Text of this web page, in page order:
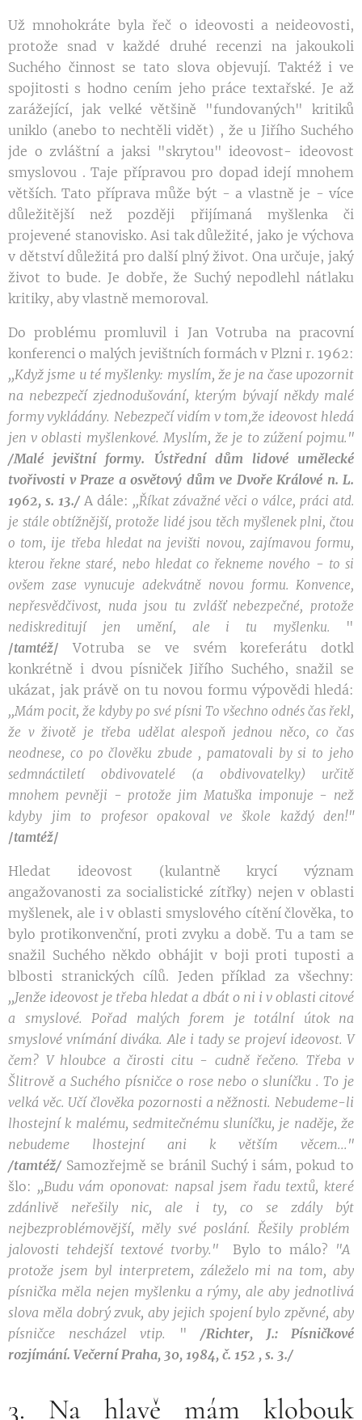
Už mnohokráte byla řeč o ideovosti a neideovosti,
protože snad v každé druhé recenzi na jakoukoli
Suchého činnost se tato slova objevují. Taktéž i ve
spojitosti s hodno­ cením jeho práce textařské. Je až
zarážející, jak velké většině "fundovaných" kritiků
uniklo (anebo to nechtěli vidět) , že u Jiřího Suchého
jde o zvláštní a jaksi "skrytou" ideovost- ideovost
smyslovou . Taje přípravou pro dopad idejí mnohem
větších. Tato příprava může být - a vlastně je - více
důležitější než později přijímaná myšlenka či
projevené stanovisko. Asi tak důležité, jako je výchova
v dětství důležitá pro další plný život. Ona určuje, jaký
život to bude. Je dobře, že Suchý nepodlehl nátlaku
kritiky, aby vlastně memoroval.
Do problému promluvil i Jan Votruba na pracovní
konferenci o malých jevištních formách v Plzni r. 1962:
,,Když jsme u té myšlenky: myslím, že je na čase upozornit
na nebezpečí zjednodušování, kterým bývají někdy malé
formyvykládány. Nebezpečí vidím v tom,že ideovost hledá
jenvoblasti myšlenkové. Myslím, že je to zúžení pojmu."
/Malé jevištní formy. Ústřední dům lidové umělecké
tvořivosti v Praze a osvětový dům ve Dvoře Králové n. L.
1962, s. 13./ A dále: ,,Říkat závažné věci o válce, práci atd.
je stále obtížnější, protože lidé jsou těch myšlenek plni, čtou
o tom, ije třeba hledat na jevišti novou, zajímavou formu,
kterou řekne staré, nebo hledat co řekneme nového - to si
ovšem zase vynucuje adekvátně novou formu. Konvence,
nepřesvědčivost, nuda jsou tu zvlášť nebezpečné, protože
nediskreditují jen umění, ale i tu myšlenku. "
/tamtéž/ Votruba se ve svém koreferátu dotkl
konkrétně i dvou písniček Jiřího Suchého, snažil se
ukázat, jak právě on tu novou formu výpovědi hledá:
,,Mám pocit, že kdyby po své písni To všechno odnés čas řekl,
že v životě je třeba udělatalespoň jednou něco, cočas
neodnese, co počlověku zbude , pamatovali bysi to jeho
sedmnáctiletí obdivovatelé (a obdivovatelky) určitě
mnohem pevněji - protože jim Matuška imponuje - než
kdyby jim to profesor opakoval ve škole každý den!"
/tamtéž/
Hledat ideovost (kulantně krycí význam
angažovanosti za socialistické zítřky) nejen v oblasti
myšlenek, ale i v oblasti smyslového cítění člověka, to
bylo protikonvenční, proti zvyku a době. Tu a tam se
snažil Suchého někdo obhájit v boji proti tuposti a
blbosti stranických cílů. Jeden příklad za všechny:
,,Jenže ideovost je třeba hledat a dbát o ni i v oblasti citové
a smyslové. Pořad malých forem je totální útok na
smyslové vnímánídiváka. Ale i tady se projeví ideovost.V
čem? V hloubce a čirosti citu - cudně řečeno. Třeba v
Šlitrově a Suchého písničceo rose nebo o sluníčku . To je
velká věc. Učíčlověka pozornosti a něžnosti. Nebudeme-li
lhostejní k malému, sedmitečnému sluníčku, je naděje, že
nebudeme lhostejní ani k větším věcem... "
/tamtéž/ Samozřejmě se bránil Suchý i sám, pokud to
šlo: ,,Buduvám oponovat: napsal jsem řadutextů, které
zdánlivě neřešily nic, ale i ty, co se zdály být
nejbezproblémovější, měly své poslání. Řešily problém
jalovosti tehdejší textové tvorby." Bylo to málo? "A
protože jsem byl interpretem, záleželo mi na tom, aby
písnička měla nejen myšlenku a rýmy,ale aby jednotlivá
slova měla dobrý zvuk, aby jejich spojení bylo zpěvné,aby
písničce nescházel vtip. " /Richter, J.: Písničkové
rozjímání. Večerní Praha, 30, 1984, č. 152 , s. 3./
3. Na hlavě mám klobouk